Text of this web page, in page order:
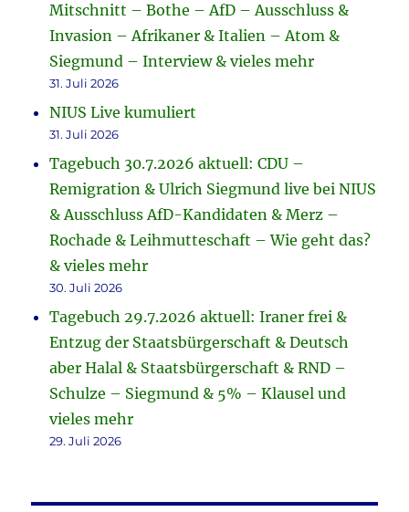
Mitschnitt – Bothe – AfD – Ausschluss &
Invasion – Afrikaner & Italien – Atom &
Siegmund – Interview & vieles mehr
31. Juli 2026
NIUS Live kumuliert
31. Juli 2026
Tagebuch 30.7.2026 aktuell: CDU –
Remigration & Ulrich Siegmund live bei NIUS
& Ausschluss AfD-Kandidaten & Merz –
Rochade & Leihmutteschaft – Wie geht das?
& vieles mehr
30. Juli 2026
Tagebuch 29.7.2026 aktuell: Iraner frei &
Entzug der Staatsbürgerschaft & Deutsch
aber Halal & Staatsbürgerschaft & RND –
Schulze – Siegmund & 5% – Klausel und
vieles mehr
29. Juli 2026